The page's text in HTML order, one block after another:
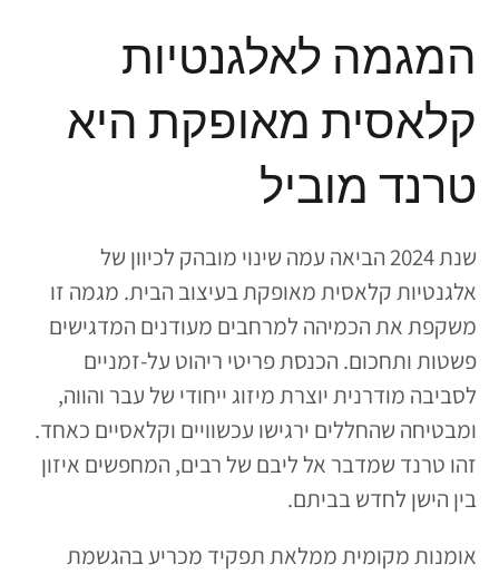
המגמה לאלגנטיות
קלאסית מאופקת היא
טרנד מוביל
שנת 2024 הביאה עמה שינוי מובהק לכיוון של
אלגנטיות קלאסית מאופקת בעיצוב הבית. מגמה זו
משקפת את הכמיהה למרחבים מעודנים המדגישים
פשטות ותחכום. הכנסת פריטי ריהוט על-זמניים
לסביבה מודרנית יוצרת מיזוג ייחודי של עבר והווה,
ומבטיחה שהחללים ירגישו עכשוויים וקלאסיים כאחד.
זהו טרנד שמדבר אל ליבם של רבים, המחפשים איזון
בין הישן לחדש בביתם.
אומנות מקומית ממלאת תפקיד מכריע בהגשמת